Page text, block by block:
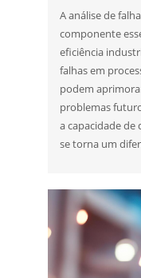
A análise de
componente
eficiência
falhas em
podem
problemas
a capacidade
se torna um